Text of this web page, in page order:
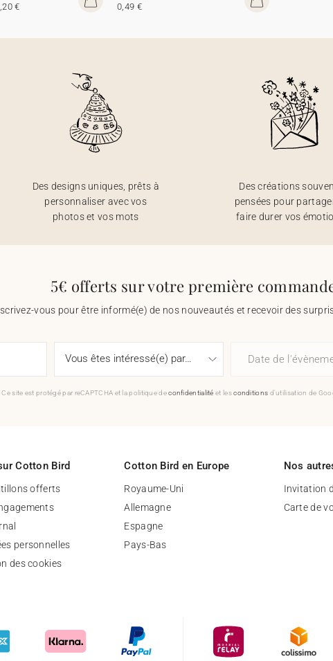
€ 0,49 €
Des designs uniques, prêts à
personnaliser avec vos
photos et vos mots
Des créations
pensées pour
faire durer vos
5€ offerts sur votre première
vous pour être informé(e) de nos nouveautés et recevoir des
Date de
Ce site est protégé par reCAPTCHA et la politique deconfidentialité et lesconditions d'utilisation de
Cotton Bird
offerts
personnelles
des cookies
Cotton Bird en Europe
Royaume-Uni
Allemagne
Espagne
Pays-Bas
Nos
Invitation
Carte de